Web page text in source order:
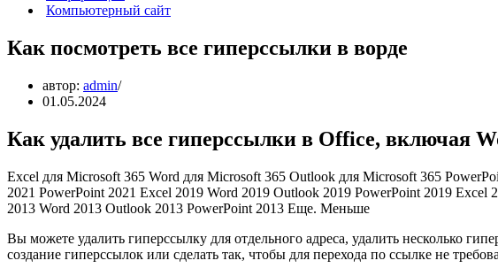
Компьютерный сайт
Как посмотреть все гиперссылки в ворде
автор: admin
01.05.2024
Как удалить все гиперссылки в Office, включая
Excel для Microsoft 365 Word для Microsoft 365 Outlook для Microsoft 365
2021 PowerPoint 2021 Excel 2019 Word 2019 Outlook 2019 PowerPoint 2019 Excel
2013 Word 2013 Outlook 2013 PowerPoint 2013 Еще. Меньше
Вы можете удалить гиперссылку для отдельного адреса, удалить несколько
создание гиперссылок или сделать так, чтобы для перехода по ссылке не